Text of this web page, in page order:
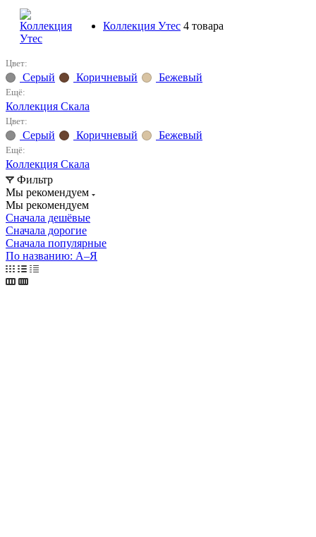
Коллекция Утес 4 товара
Цвет:
Серый Коричневый Бежевый
Ещё:
Коллекция Скала
Цвет:
Серый Коричневый Бежевый
Ещё:
Коллекция Скала
Фильтр
Мы рекомендуем
Мы рекомендуем
Сначала дешёвые
Сначала дорогие
Сначала популярные
По названию: А–Я